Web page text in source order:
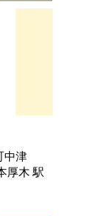
中津
木 駅